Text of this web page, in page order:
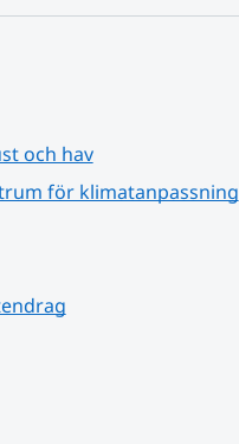
och hav
för klimatanpassning